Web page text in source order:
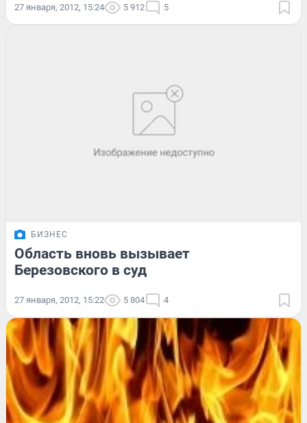
27 января, 2012, 15:24 5 912 5
БИЗНЕС
Область вновь вызывает
Березовского в суд
27 января, 2012, 15:22 5 804 4